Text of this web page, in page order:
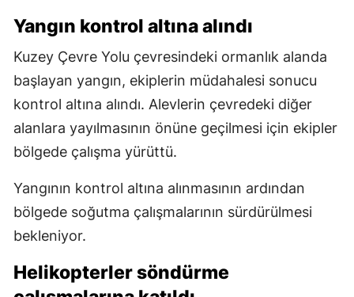
Yangın kontrol altına alındı
Kuzey Çevre Yolu çevresindeki ormanlık alanda
başlayan yangın, ekiplerin müdahalesi sonucu
kontrol altına alındı. Alevlerin çevredeki diğer
alanlara yayılmasının önüne geçilmesi için ekipler
bölgede çalışma yürüttü.
Yangının kontrol altına alınmasının ardından
bölgede soğutma çalışmalarının sürdürülmesi
bekleniyor.
Helikopterler söndürme